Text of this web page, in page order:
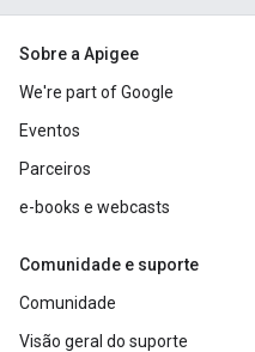
Sobre a Apigee
We're part of Google
Eventos
Parceiros
e-books e webcasts
Comunidade e suporte
Comunidade
Visão geral do suporte